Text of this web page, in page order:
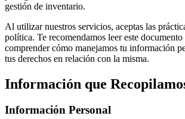
gestión de inventario.
Al utilizar nuestros servicios, aceptas las
política. Te recomendamos leer este
comprender cómo manejamos tu información
tus derechos en relación con la misma.
Información que
Información Personal